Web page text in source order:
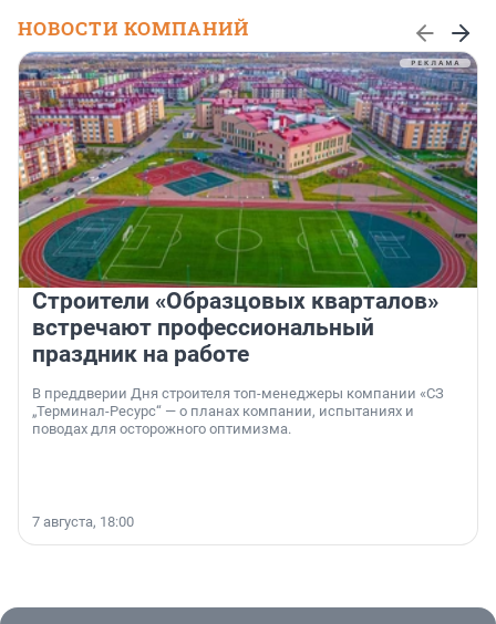
НОВОСТИ КОМПАНИЙ
Строители «Образцовых кварталов»
встречают профессиональный
праздник на работе
В преддверии Дня строителя топ-менеджеры компании «СЗ
„Терминал-Ресурс“ — о планах компании, испытаниях и
поводах для осторожного оптимизма.
7 августа, 18:00